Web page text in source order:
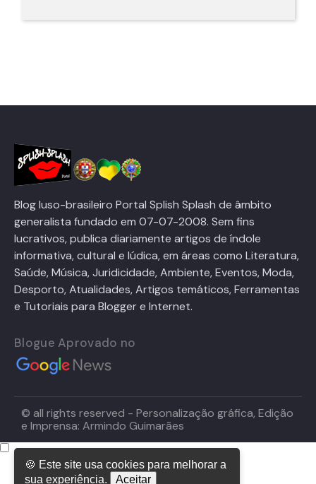
Blog luso-brasileiro Portal Splish Splash de âmbito
generalista fundado em 07-07-2008. Sem fins
lucrativos, publica diariamente artigos de índole
informativa, cultural e lúdica, em áreas como Literatura,
Saúde, Música, Juridicidade, Ambiente, Eventos, Moda,
Desporto, Atualidades, Artigos temáticos, Ferramentas
e Tutoriais para Blogger e Internet.
Blogue Aprovado no
© all rights reserved - Personalização gráfica, Edição
e Imprensa: Armindo Guimarães
🍪 Este site usa cookies para melhorar a
sua experiência.
Aceitar